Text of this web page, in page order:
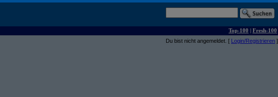
Top-100 | Fresh-100
Du bist nicht angemeldet. [ Login/Registrieren ]